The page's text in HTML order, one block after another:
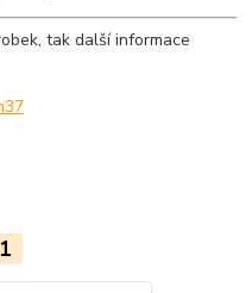
tak další informace
1